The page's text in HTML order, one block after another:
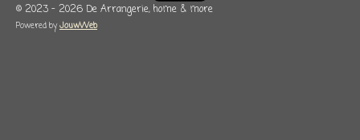
© 2023 - 2026 De Arrangerie, home & more
Powered byJouwWeb